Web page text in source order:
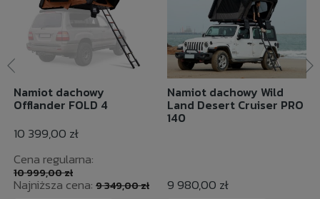
Namiot dachowy
Offlander FOLD 4
10 399,00 zł
Cena regularna:
10 999,00 zł
Najniższa cena: 9 349,00 zł
Namiot dachowy Wild
Land Desert Cruiser PRO
140
9 980,00 zł